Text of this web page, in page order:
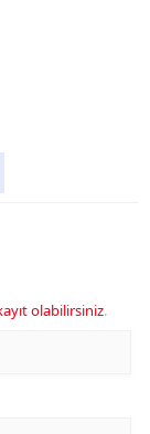
olabilirsiniz.